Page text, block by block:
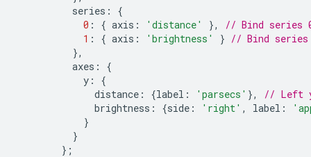
series :
{
0 : { axis : 'distance' },
// Bind series
1 : { axis : 'brightness' } // Bind
},
axes :
{
y :
{
distance : {label : 'parsecs' },
// Left
brightness : {side : 'right' , label :
}
}
};